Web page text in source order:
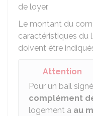
de loyer.
Le montant du
caractéristiques du
doivent être
Attention
Pour un bail
complément
logement a au